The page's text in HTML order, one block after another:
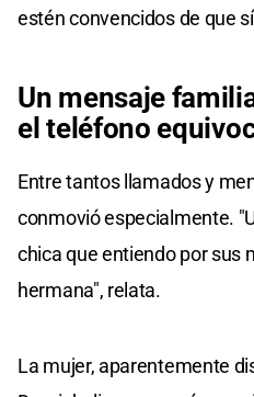
estén convencidos de que
Un mensaje
el teléfono
Entre tantos llamados y
conmovió especialmente.
chica que entiendo por sus
hermana", relata.
La mujer, aparentemente